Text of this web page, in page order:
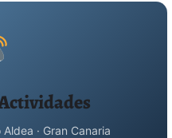
Aldea · Gran Canaria